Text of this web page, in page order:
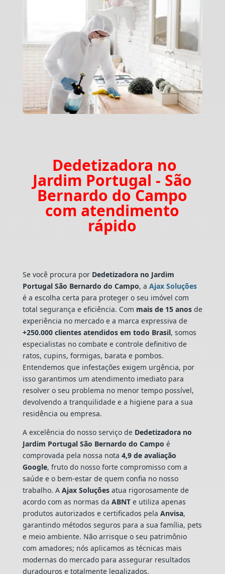
Dedetizadora no
Jardim Portugal - São
Bernardo do Campo
com atendimento
rápido
Se você procura por Dedetizadora no Jardim
Portugal São Bernardo do Campo, a Ajax Soluções
é a escolha certa para proteger o seu imóvel com
total segurança e eficiência. Com mais de 15 anosde
experiência no mercado e a marca expressiva de
+250.000 clientes atendidos em todo Brasil, somos
especialistas no combate e controle definitivo de
ratos, cupins, formigas, barata e pombos.
Entendemos que infestações exigem urgência, por
isso garantimos um atendimento imediato para
resolver o seu problema no menor tempo possível,
devolvendo a tranquilidade e a higiene para a sua
residência ou empresa.
A excelência do nosso serviço de Dedetizadora no
Jardim Portugal São Bernardo do Campo é
comprovada pela nossa nota 4,9 de avaliação
Google, fruto do nosso forte compromisso com a
saúde e o bem-estar de quem confia no nosso
trabalho. A Ajax Soluçõesatua rigorosamente de
acordo com as normas da ABNTe utiliza apenas
produtos autorizados e certificados pela Anvisa,
garantindo métodos seguros para a sua família, pets
e meio ambiente. Não arrisque o seu patrimônio
com amadores; nós aplicamos as técnicas mais
modernas do mercado para assegurar resultados
duradouros e totalmente legalizados.